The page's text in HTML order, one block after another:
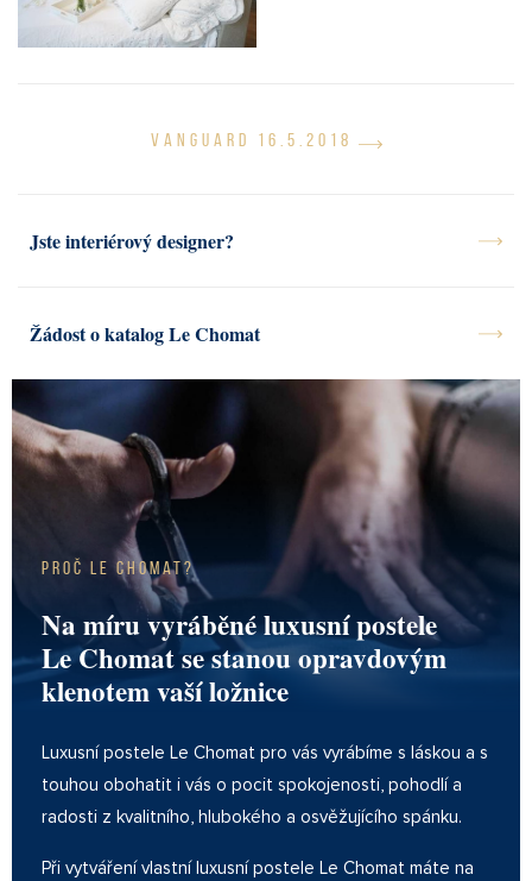
VANGUARD 16.5.2018
Jste interiérový designer?
Žádost o katalog Le Chomat
Proč Le Chomat?
Na míru vyráběné luxusní postele
Le Chomat se stanou opravdovým
klenotem vaší ložnice
Luxusní postele Le Chomat pro vás vyrábíme s láskou a s
touhou obohatit i vás o pocit spokojenosti, pohodlí a
radosti z kvalitního, hlubokého a osvěžujícího spánku.
Při vytváření vlastní luxusní postele Le Chomat máte na